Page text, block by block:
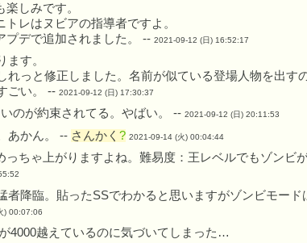
しみです。
レはヌビアの指導者ですよ。
プデで追加されました。 -- 2021-09-12 (日) 16:52:17
す。
れっと修正しました。名前が似ている登場人物を出す
ごい。 -- 2021-09-12 (日) 17:30:37
のが約束されてる。やばい。 -- 2021-09-12 (日) 20:11:53
あかん。 -- さんかく ? 2021-09-14 (火) 00:04:44
ちゃ上がりますよね。難易度：王レベルでもゾンビ
者降臨。貼ったSSでわかると思いますがゾンビモード
) 00:07:06
4000越えているのに気づいてしまった…